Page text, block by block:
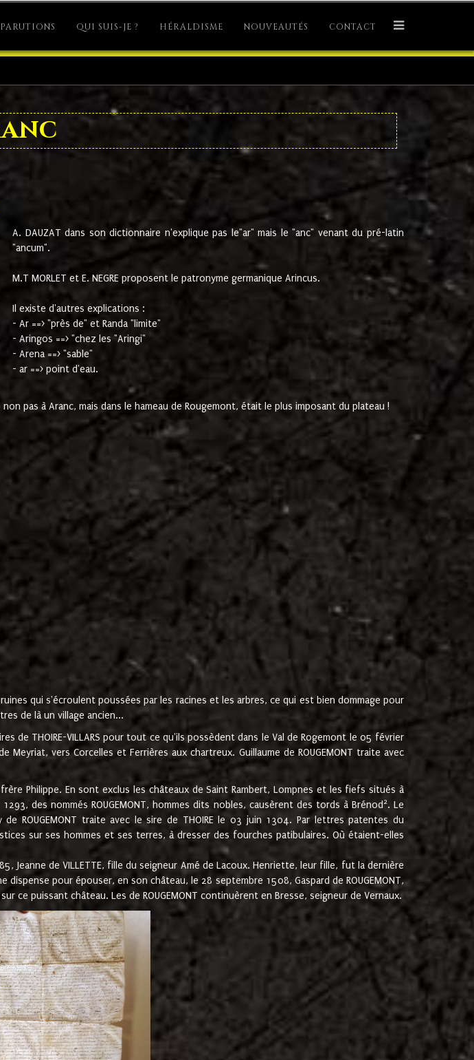
QUI SUIS-JE ? HÉRALDISME NOUVEAUTÉS CONTACT
A. DAUZAT dans son dictionnaire n'explique pas le"ar" mais le "anc" venant du pré-latin
"ancum".
M.T MORLET et E. NEGRE proposent le patronyme germanique Arincus.
Il existe d'autres explications :
- Ar ==> "près de" et Randa "limite"
- Aringos ==> "chez les "Aringi"
- Arena ==> "sable"
- ar ==> point d'eau.
pas à Aranc, mais dans le hameau de Rougemont, était le plus imposant du plateau !
qui s'écroulent poussées par les racines et les arbres, ce qui est bien dommage pour
de là un village ancien...
de THOIRE-VILLARS pour tout ce qu'ils possèdent dans le Val de Rogemont le 05 février
Meyriat, vers Corcelles et Ferrières aux chartreux. Guillaume de ROUGEMONT traite avec
Philippe. En sont exclus les châteaux de Saint Rambert, Lompnes et les fiefs situés à
des nommés ROUGEMONT, hommes dits nobles, causèrent des tords à Brénod 2. Le
ROUGEMONT traite avec le sire de THOIRE le 03 juin 1304. Par lettres patentes du
sur ses hommes et ses terres, à dresser des fourches patibulaires. Où étaient-elles
Jeanne de VILLETTE, fille du seigneur Amé de Lacoux. Henriette, leur fille, fut la dernière
dispense pour épouser, en son château, le 28 septembre 1508, Gaspard de ROUGEMONT,
ce puissant château. Les de ROUGEMONT continuèrent en Bresse, seigneur de Vernaux.